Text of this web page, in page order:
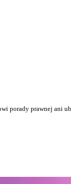
porady prawnej ani